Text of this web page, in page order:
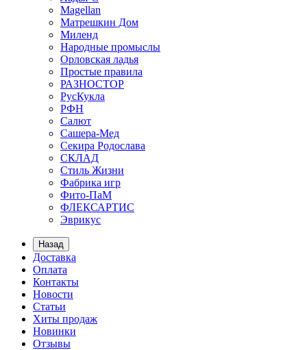
Мagellan
Матрешкин Дом
Миленд
Народные промыслы
Орловская ладья
Простые правила
РАЗНОСТОР
РусКукла
РФН
Салют
Сашера-Мед
Секира Родослава
СКЛАД
Стиль Жизни
Фабрика игр
Фито-ПаМ
ФЛЕКСАРТИС
Эврикус
Назад
Доставка
Оплата
Контакты
Новости
Статьи
Хиты продаж
Новинки
Отзывы